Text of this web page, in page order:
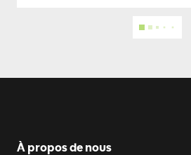
À propos de nous